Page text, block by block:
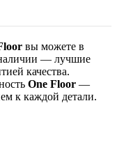
вы можете в
— лучшие
качества.
One Floor —
к каждой детали.